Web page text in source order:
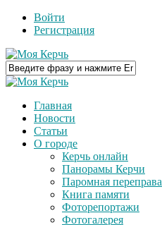
Войти
Регистрация
Главная
Новости
Статьи
О городе
Керчь онлайн
Панорамы Керчи
Паромная переправа
Книга памяти
Фоторепортажи
Фотогалерея